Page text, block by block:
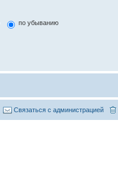
по убыванию
Связаться с администрацией